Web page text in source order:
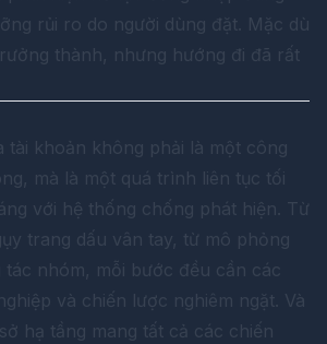
rủi ro do người dùng đặt. Mặc dù
thành, nhưng hướng đi đã rất
tài khoản không phải là một công
mà là một quá trình liên tục tối
với hệ thống chống phát hiện. Từ
trang dấu vân tay, từ mô phỏng
nhóm, mỗi bước đều cần các
và chiến lược nghiêm ngặt. Và
hạ tầng mang tất cả các chiến